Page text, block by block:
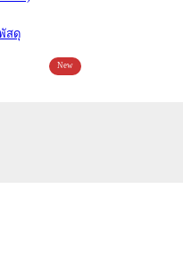
สดุ
New